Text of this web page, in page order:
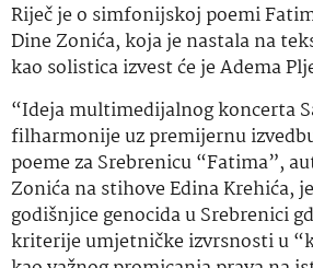
Riječ je o simfonijskoj poemi
Dine Zonića, koja je nastala na
kao solistica izvest će je Adema
“Ideja multimedijalnog koncerta
filharmonije uz premijernu
poeme za Srebrenicu “Fatima”,
Zonića na stihove Edina Krehića,
godišnjice genocida u Srebrenici
kriterije umjetničke izvrsnosti u